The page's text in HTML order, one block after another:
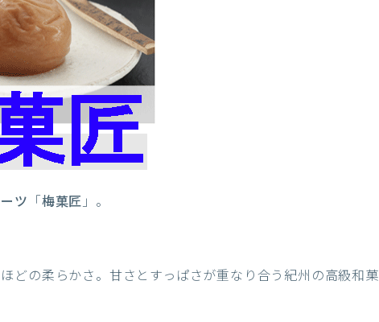
ツ 「梅菓匠」。
どの柔らかさ。甘さとすっぱさが重なり合う紀州の高級和菓